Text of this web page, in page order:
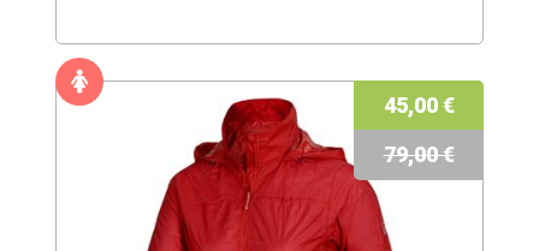
45,00 €
79,00 €